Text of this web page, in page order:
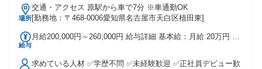
場所
交通・アクセス 原駅から車で7分 ※車通勤OK
[勤務地：〒468-0006愛知県名古屋市天白区植田東]
給与
月給200,000円～260,000円 給与詳細 基本給：月給 20万円 〜
れる通勤・皆勤・家族手当金額：なし 全員に一律で支払われ
求めている人材 ✅学歴不問 ✅未経験歓迎 ✅正社員デビュー歓